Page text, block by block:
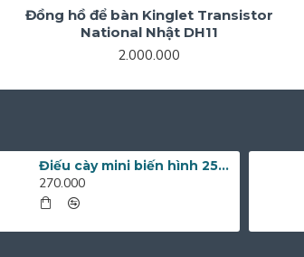
Đồng hồ để bàn Kinglet Transistor
National Nhật DH11
2.000.000
Điếu cày mini biến hình 25cm DC10C
270.000